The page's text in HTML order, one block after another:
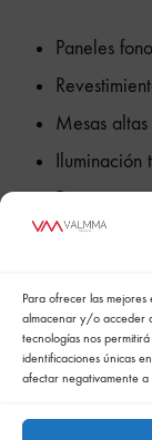
Para ofrecer las
almacenar y/o acceder
tecnologías nos
identificaciones únicas
afectar negativamente a
Paneles
Mesas
Iluminación
Divisiones
cultura y sus